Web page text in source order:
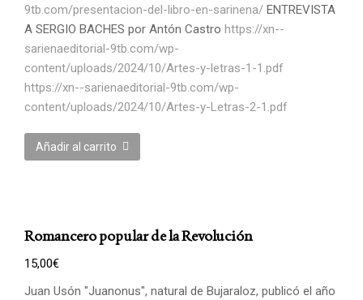
9tb.com/presentacion-del-libro-en-sarinena/ ENTREVISTA
A SERGIO BACHES por Antón Castro https://xn--
sarienaeditorial-9tb.com/wp-
content/uploads/2024/10/Artes-y-letras-1-1.pdf
https://xn--sarienaeditorial-9tb.com/wp-
content/uploads/2024/10/Artes-y-Letras-2-1.pdf
Añadir al carrito
Romancero popular de la Revolución
15,00€
Juan Usón "Juanonus", natural de Bujaraloz, publicó el año